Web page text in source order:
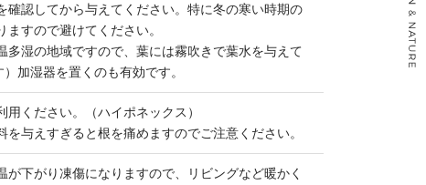
確認してから与えてください。特に冬の寒い時期の
すので避けてください。
多湿の地域ですので、葉には霧吹きで葉水を与えて
加湿器を置くのも有効です。
ください。（ハイポネックス）
与えすぎると根を痛めますのでご注意ください。
が下がり凍傷になりますので、リビングなど暖かく